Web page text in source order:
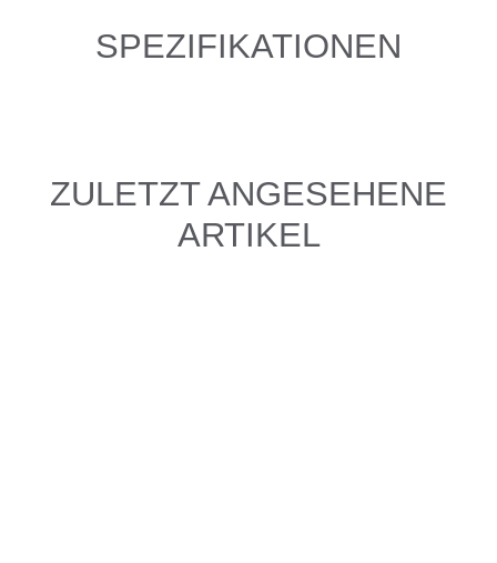
SPEZIFIKATIONEN
ZULETZT ANGESEHENE
ARTIKEL